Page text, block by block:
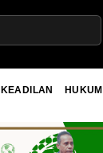
KEADILAN HUKUM